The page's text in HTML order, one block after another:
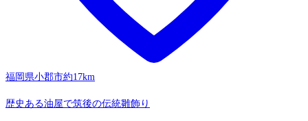
福岡県小郡市約17km
歴史ある油屋で筑後の伝統雛飾り